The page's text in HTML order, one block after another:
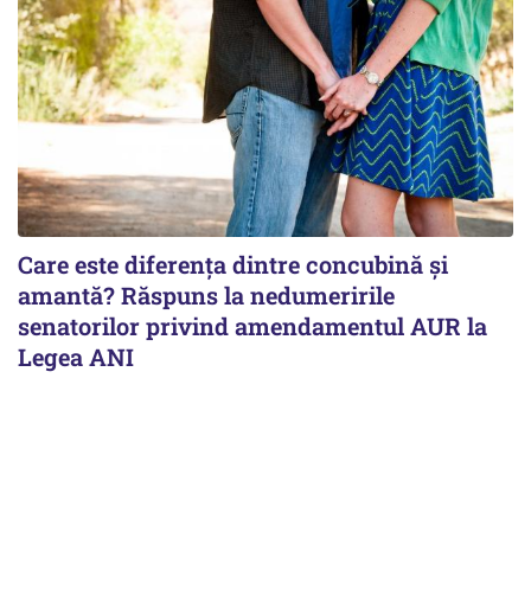
Care este diferența dintre concubină și
amantă? Răspuns la nedumeririle
senatorilor privind amendamentul AUR la
Legea ANI